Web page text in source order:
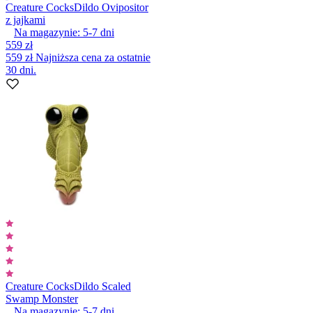
Creature CocksDildo Ovipositor
z jajkami
Na magazynie: 5-7 dni
559 zł
559 złNajniższa cena za ostatnie
30 dni.
Creature CocksDildo Scaled
Swamp Monster